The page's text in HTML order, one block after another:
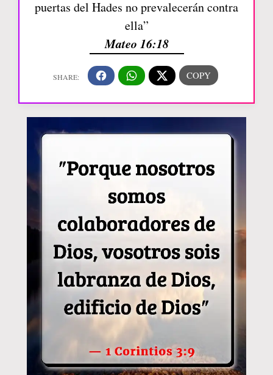
puertas del Hades no prevalecerán contra
ella”
Mateo 16:18